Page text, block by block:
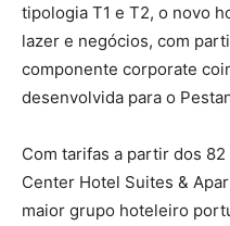
tipologia T1 e T2, o novo
lazer e negócios, com
componente corporate
desenvolvida para o
Com tarifas a partir dos
Center Hotel Suites &
maior grupo hoteleiro